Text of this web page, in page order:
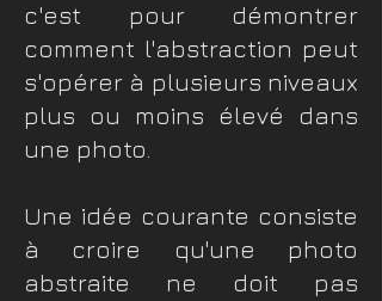
c'est pour démontrer
comment l'abstraction peut
s'opérer à plusieurs niveaux
plus ou moins élevé dans
une photo.
Une idée courante consiste
à croire qu'une photo
abstraite ne doit pas